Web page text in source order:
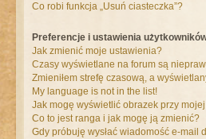
Co robi funkcja „Usuń ciasteczka”?
Preferencje i ustawienia
Jak zmienić moje ustawienia?
Czasy wyświetlane na forum są
Zmieniłem strefę czasową, a
My language is not in the list!
Jak mogę wyświetlić obrazek przy
Co to jest ranga i jak mogę ją zmienić?
Gdy próbuję wysłać wiadomość e-mail